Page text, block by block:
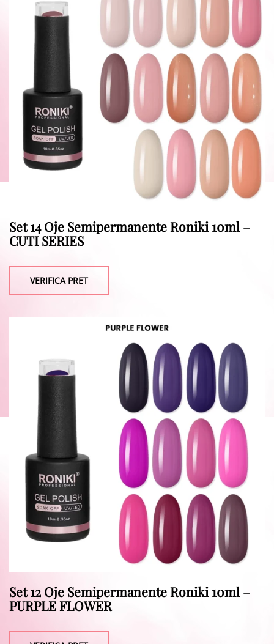
Set 14 Oje Semipermanente Roniki 10ml –
CUTI SERIES
VERIFICA PRET
Set 12 Oje Semipermanente Roniki 10ml –
PURPLE FLOWER